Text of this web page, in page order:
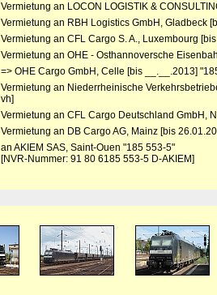
Vermietung an LOCON LOGISTIK &
Vermietung an RBH Logistics GmbH, Gladbeck
Vermietung an CFL Cargo S. A., Luxembourg
Vermietung an OHE - Osthannoversche
=> OHE Cargo GmbH, Celle [bis __.__.2013]
Vermietung an Niederrheinische
vh]
Vermietung an CFL Cargo Deutschland GmbH,
Vermietung an DB Cargo AG, Mainz [bis
an AKIEM SAS, Saint-Ouen "185 553-5"
[NVR-Nummer: 91 80 6185 553-5 D-AKIEM]